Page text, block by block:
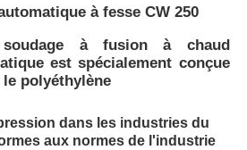
à fesse CW 250
à fusion à chaud
est spécialement conçue
polyéthylène
dans les industries du
aux normes de l'industrie